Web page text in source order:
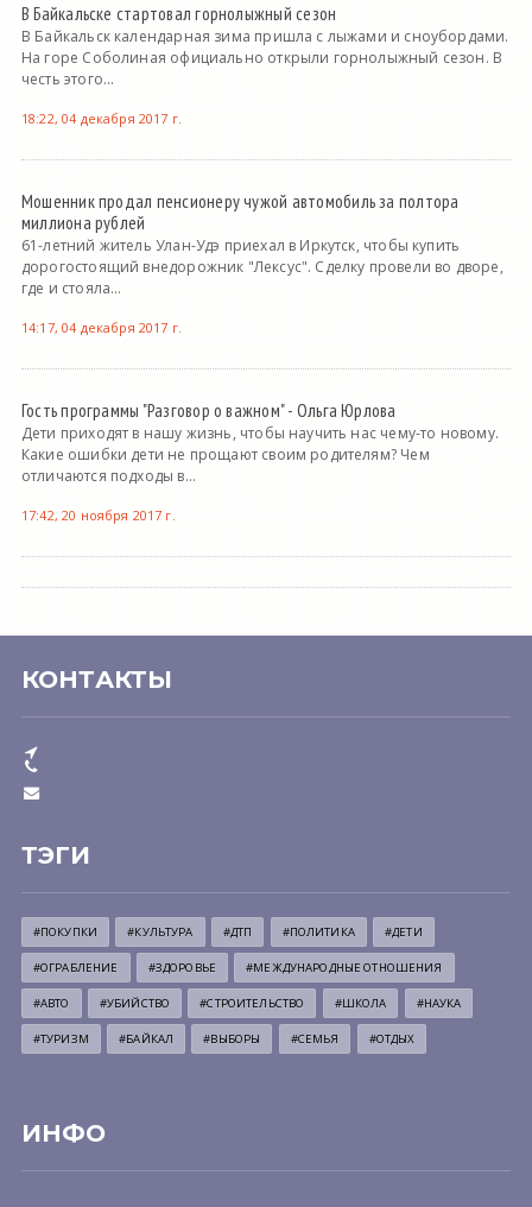
В Байкальске стартовал горнолыжный сезон
В Байкальск календарная зима пришла с лыжами и сноубордами.
На горе Соболиная официально открыли горнолыжный сезон. В
честь этого...
18:22, 04 декабря 2017 г.
Мошенник продал пенсионеру чужой автомобиль за полтора
миллиона рублей
61-летний житель Улан-Удэ приехал в Иркутск, чтобы купить
дорогостоящий внедорожник "Лексус". Сделку провели во дворе,
где и стояла...
14:17, 04 декабря 2017 г.
Гость программы "Разговор о важном" - Ольга Юрлова
Дети приходят в нашу жизнь, чтобы научить нас чему-то новому.
Какие ошибки дети не прощают своим родителям? Чем
отличаются подходы в...
17:42, 20 ноября 2017 г.
КОНТАКТЫ
ТЭГИ
#ПОКУПКИ #КУЛЬТУРА #ДТП #ПОЛИТИКА #ДЕТИ
#ОГРАБЛЕНИЕ #ЗДОРОВЬЕ #МЕЖДУНАРОДНЫЕ ОТНОШЕНИЯ
#АВТО #УБИЙСТВО #СТРОИТЕЛЬСТВО #ШКОЛА #НАУКА
#ТУРИЗМ #БАЙКАЛ #ВЫБОРЫ #СЕМЬЯ #ОТДЫХ
ИНФО